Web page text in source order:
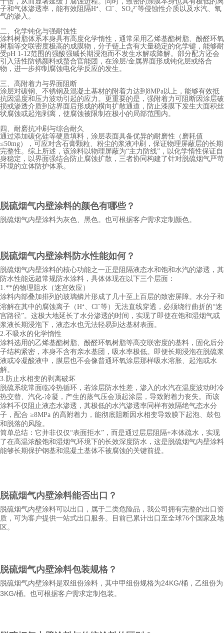
子和气体渗透率，能有效阻隔H⁺、Cl⁻、SO₄²⁻等侵蚀性介质以及水汽、氧
气的渗入。
二、化学钝化与强耐蚀性
涂料树脂体系本身具有高度化学惰性，通常采用乙烯基酯树脂、酚醛环氧
树脂等交联密度极高的成膜物，分子链上含有大量稳定的化学键，能够耐
受pH 1-12范围的强酸强碱长期浸泡而不发生水解或降解。部分配方还会
引入活性防锈颜料或螯合官能团，在涂层/金属界面形成钝化层或络合
物，进一步抑制腐蚀电化学反应的发生。
三、高附着力与界面阻断
涂层对碳钢、不锈钢及混凝土基材的附着力达到 8MPa以上，能够有效抵
抗因温度和压力波动引起的应力。更重要的是，强附着力可阻断因涂层破
损或渗透介质到达界面后形成的横向扩散通道，防止漆膜下发生大面积丝
状腐蚀或起泡剥离，使腐蚀被限制在极小的局部范围内。
四、耐磨抗冲刷与综合耐久
通过添加碳化硅等硬质填料，涂层表面具备优异的耐磨性（磨耗值
≤50mg），可应对含石膏颗粒、粉尘的浆液冲刷，保证物理屏蔽层的长期
完整性。综上所述，该涂料以物理屏蔽为“主力防线”，以化学惰性保证自
身稳定，以界面强结合防止腐蚀扩散，三者协同构建了针对脱硫烟气严苛
环境的立体防护体系。
脱硫烟气内壁涂料的颜色有哪些？
脱硫烟气内壁涂料为灰色、黑色。也可根据客户需求定制颜色。
脱硫烟气内壁涂料防水性能如何？
脱硫烟气内壁涂料的核心功能之一正是阻隔液态水和饱和水汽的渗透，其
防水性能远超常规防水涂料，具体体现在以下三个层面：
1.**的物理阻水（迷宫效应）
涂料内部叠加排列的玻璃鳞片形成了几十至上百层的致密屏障。水分子和
溶解在其中的腐蚀离子（H⁺、Cl⁻等）无法直线穿透，必须绕行曲折的“迷
宫路径”。这极大地延长了水分渗透的时间，实现了即使在饱和湿烟气或
浆液长期浸泡下，液态水也无法轻易到达基材表面。
2.不吸水的化学惰性
涂料选用的乙烯基酯树脂、酚醛环氧树脂等高交联密度的基料，固化后分
子结构紧密，本身不含有亲水基团，吸水率极低。即便长期浸泡在脱硫浆
液或冷凝酸液中，膜层也不会像普通环氧涂层那样吸水溶胀、起泡或水
解。
3.防止水相变的剥离破坏
脱硫系统常面临冷热循环，若涂层防水性差，渗入的水汽在温度波动时冷
热交替、汽化-冷凝，产生的蒸气压会顶起涂层，导致附着力丧失。而该
涂料不仅阻止液态水渗透，其极低的水汽渗透率同样有效隔绝气态水分
子，配合 ≥8MPa 的高附着力，能彻底阻断因水相变导致膜下起泡、鼓包
和脱落的风险。
简单总结：它并非仅仅“表面拒水”，而是通过层层阻隔+本体疏水，实现
了在高温浓酸饱和湿烟气环境下的长效深度防水，这是脱硫烟气内壁涂料
能够长期保护钢基和混凝土基体不被腐蚀的关键前提。
脱硫烟气内壁涂料能否出口？
脱硫烟气内壁涂料可以出口，属于二类危险品，我公司拥有完整的出口资
质，可为客户提供一站式出口服务。目前已累计出口至全球76个国家及地
区。
脱硫烟气内壁涂料包装规格？
脱硫烟气内壁涂料是双组份涂料，其中甲组份规格为24KG/桶，乙组份为
3KG/桶。也可根据客户需求定制包装。